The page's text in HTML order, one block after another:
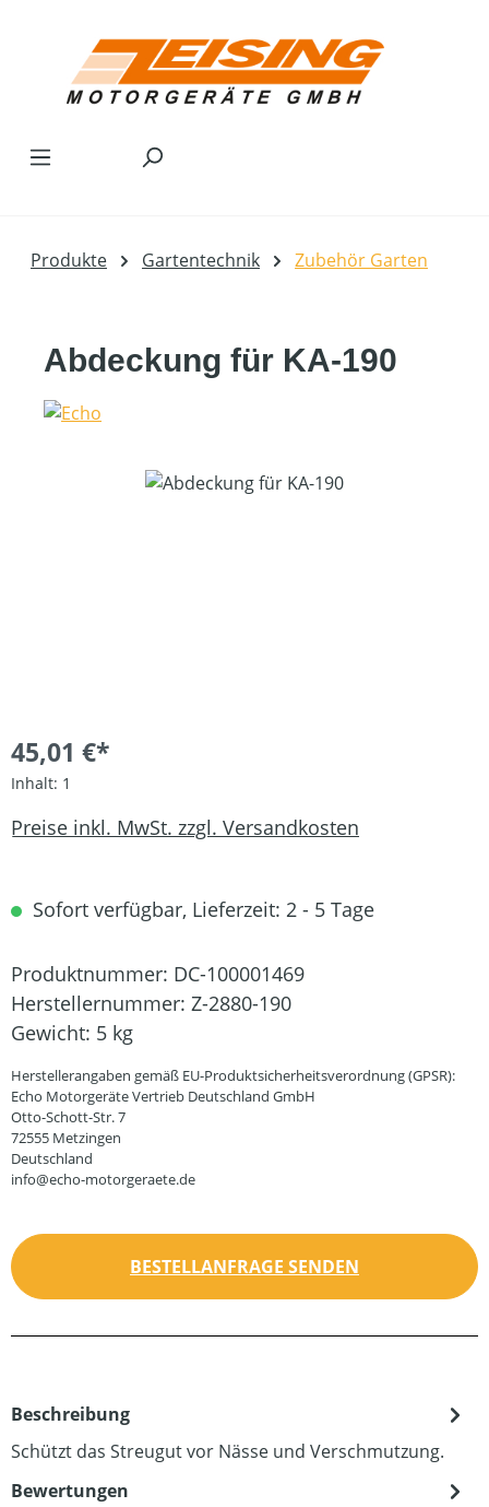
Produkte Gartentechnik Zubehör Garten
Abdeckung für KA-190
Bildergalerie überspringen
45,01 €*
Inhalt: 1
Preise inkl. MwSt. zzgl. Versandkosten
Sofort verfügbar, Lieferzeit: 2 - 5 Tage
Produktnummer: DC-100001469
Herstellernummer: Z-2880-190
Gewicht: 5 kg
Herstellerangaben gemäß EU-Produktsicherheitsverordnung (GPSR):
Echo Motorgeräte Vertrieb Deutschland GmbH
Otto-Schott-Str. 7
72555 Metzingen
Deutschland
info@echo-motorgeraete.de
BESTELLANFRAGE SENDEN
Beschreibung
Schützt das Streugut vor Nässe und Verschmutzung.
Bewertungen